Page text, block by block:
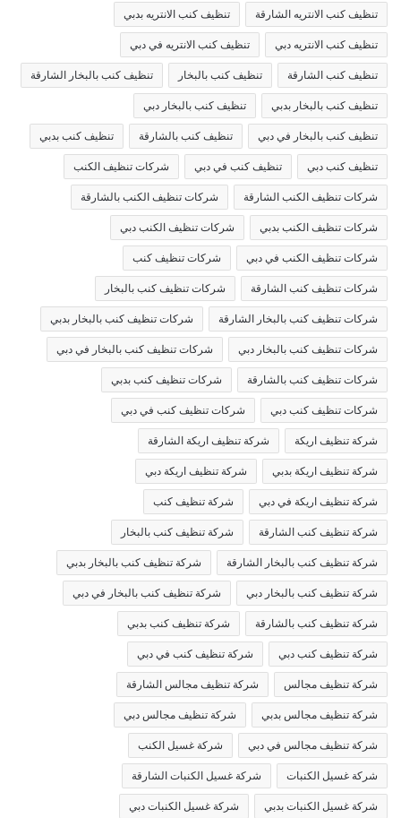
تنظيف كنب الانتريه الشارقة تنظيف كنب الانتريه بدبي
تنظيف كنب الانتريه دبي تنظيف كنب الانتريه في دبي
تنظيف كنب الشارقة تنظيف كنب بالبخار تنظيف كنب بالبخار الشارقة
تنظيف كنب بالبخار بدبي تنظيف كنب بالبخار دبي
تنظيف كنب بالبخار في دبي تنظيف كنب بالشارقة تنظيف كنب بدبي
تنظيف كنب دبي تنظيف كنب في دبي شركات تنظيف الكنب
شركات تنظيف الكنب الشارقة شركات تنظيف الكنب بالشارقة
شركات تنظيف الكنب بدبي شركات تنظيف الكنب دبي
شركات تنظيف الكنب في دبي شركات تنظيف كنب
شركات تنظيف كنب الشارقة شركات تنظيف كنب بالبخار
شركات تنظيف كنب بالبخار الشارقة شركات تنظيف كنب بالبخار بدبي
شركات تنظيف كنب بالبخار دبي شركات تنظيف كنب بالبخار في دبي
شركات تنظيف كنب بالشارقة شركات تنظيف كنب بدبي
شركات تنظيف كنب دبي شركات تنظيف كنب في دبي
شركة تنظيف اريكة شركة تنظيف اريكة الشارقة
شركة تنظيف اريكة بدبي شركة تنظيف اريكة دبي
شركة تنظيف اريكة في دبي شركة تنظيف كنب
شركة تنظيف كنب الشارقة شركة تنظيف كنب بالبخار
شركة تنظيف كنب بالبخار الشارقة شركة تنظيف كنب بالبخار بدبي
شركة تنظيف كنب بالبخار دبي شركة تنظيف كنب بالبخار في دبي
شركة تنظيف كنب بالشارقة شركة تنظيف كنب بدبي
شركة تنظيف كنب دبي شركة تنظيف كنب في دبي
شركة تنظيف مجالس شركة تنظيف مجالس الشارقة
شركة تنظيف مجالس بدبي شركة تنظيف مجالس دبي
شركة تنظيف مجالس في دبي شركة غسيل الكنب
شركة غسيل الكنبات شركة غسيل الكنبات الشارقة
شركة غسيل الكنبات بدبي شركة غسيل الكنبات دبي